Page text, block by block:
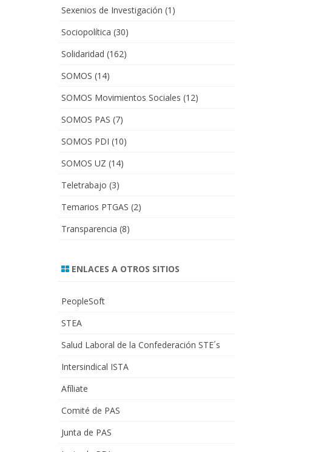
Sexenios de Investigación (1)
Sociopolítica (30)
Solidaridad (162)
SOMOS (14)
SOMOS Movimientos Sociales (12)
SOMOS PAS (7)
SOMOS PDI (10)
SOMOS UZ (14)
Teletrabajo (3)
Temarios PTGAS (2)
Transparencia (8)
ENLACES A OTROS SITIOS
PeopleSoft
STEA
Salud Laboral de la Confederación STE´s
Intersindical ISTA
Afíliate
Comité de PAS
Junta de PAS